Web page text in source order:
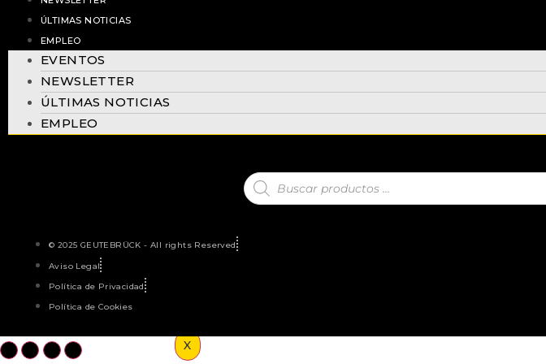
SOBRE NOSOTROS
Empresa
Integraciones
Novedades
España
X
ÚLTIMAS NOTICIAS
EMPLEO
EVENTOS
NEWSLETTER
ÚLTIMAS NOTICIAS
EMPLEO
© 2025 GEUTEBRÜCK - All rights Reserved
Aviso Legal
Política de Privacidad
Política de Cookies